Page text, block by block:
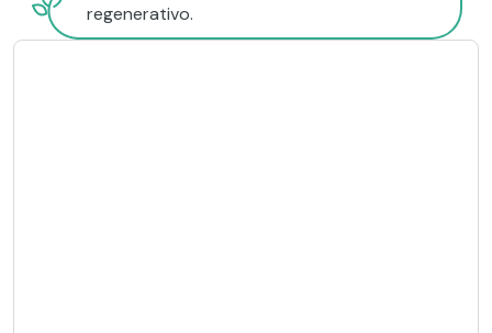
regenerativo.